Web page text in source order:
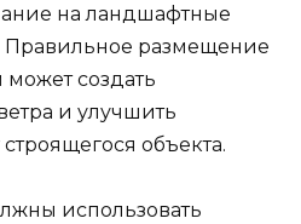
на ландшафтные
Правильное размещение
создать
и улучшить
объекта.
использовать